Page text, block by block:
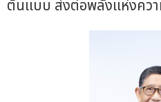
ต้นแบบ ส่งต่อพลังแห่งคว